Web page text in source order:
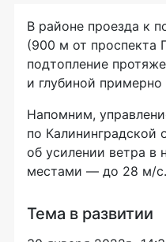
В районе проезда к
(900 м от проспекта
подтопление
и глубиной
Напомним,
по Калининградской
об усилении ветра в
местами — до 28 м/с.
Тема в развитии